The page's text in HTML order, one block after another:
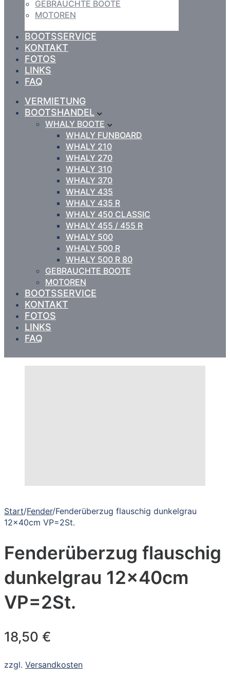
GEBRAUCHTE BOOTE
MOTOREN
BOOTSSERVICE
KONTAKT
FOTOS
LINKS
FAQ
VERMIETUNG
BOOTSHANDEL
WHALY BOOTE
WHALY FUNBOARD
WHALY 210
WHALY 270
WHALY 310
WHALY 370
WHALY 435
WHALY 435 R
WHALY 450 CLASSIC
WHALY 455 / 455 R
WHALY 500
WHALY 500 R
WHALY 500 R 80
GEBRAUCHTE BOOTE
MOTOREN
BOOTSSERVICE
KONTAKT
FOTOS
LINKS
FAQ
Start/Fender/Fenderüberzug flauschig dunkelgrau
12x40cm VP=2St.
Fenderüberzug flauschig
dunkelgrau 12x40cm
VP=2St.
18,50 €
zzgl. Versandkosten